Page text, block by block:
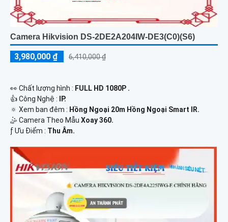
Camera Hikvision DS-2DE2A204IW-DE3(C0)(S6)
3,980,000 ₫ 6,410,000 ₫
️👀 Chất lượng hình : FULL HD 1080P .
👍 Công Nghệ : IP.
🔅 Xem ban đêm : Hồng Ngoại 20m Hồng Ngoại Smart IR.
🤹 Camera Theo Mẫu Xoay 360.
️ƒ Ưu Điểm : Thu Âm.